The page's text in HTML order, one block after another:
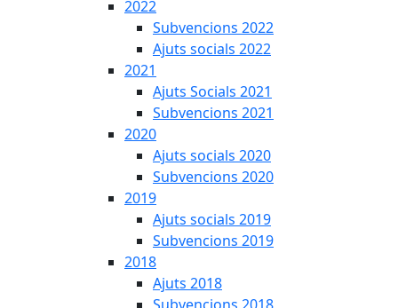
2022
Subvencions 2022
Ajuts socials 2022
2021
Ajuts Socials 2021
Subvencions 2021
2020
Ajuts socials 2020
Subvencions 2020
2019
Ajuts socials 2019
Subvencions 2019
2018
Ajuts 2018